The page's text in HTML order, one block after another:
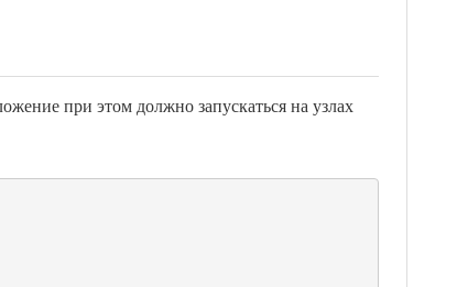
при этом должно запускаться на узлах